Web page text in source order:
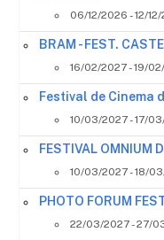
06/12/2026 - 12/
BRAM - FEST.
16/02/2027 - 19/
Festival de Cinema
10/03/2027 - 17/
FESTIVAL OMNIUM
10/03/2027 - 18/
PHOTO FORUM
22/03/2027 - 27/